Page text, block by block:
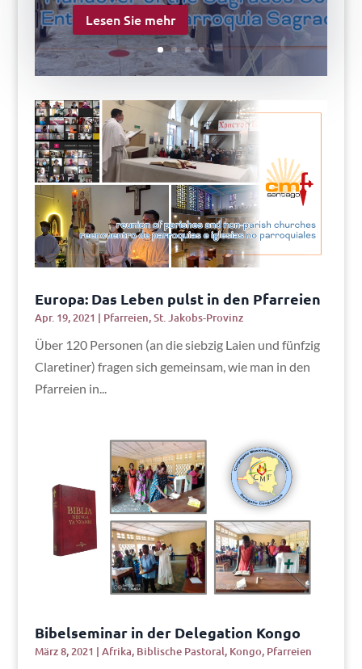
Lesen Sie mehr
Europa: Das Leben pulst in den Pfarreien
Apr. 19, 2021 | Pfarreien,St. Jakobs-Provinz
Über 120 Personen (an die siebzig Laien und fünfzig
Claretiner) fragen sich gemeinsam, wie man in den
Pfarreien in...
Bibelseminar in der Delegation Kongo
März 8, 2021 | Afrika, Biblische Pastoral, Kongo, Pfarreien